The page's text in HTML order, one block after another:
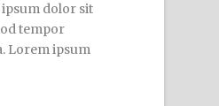
dolor sit
tempor
Lorem ipsum